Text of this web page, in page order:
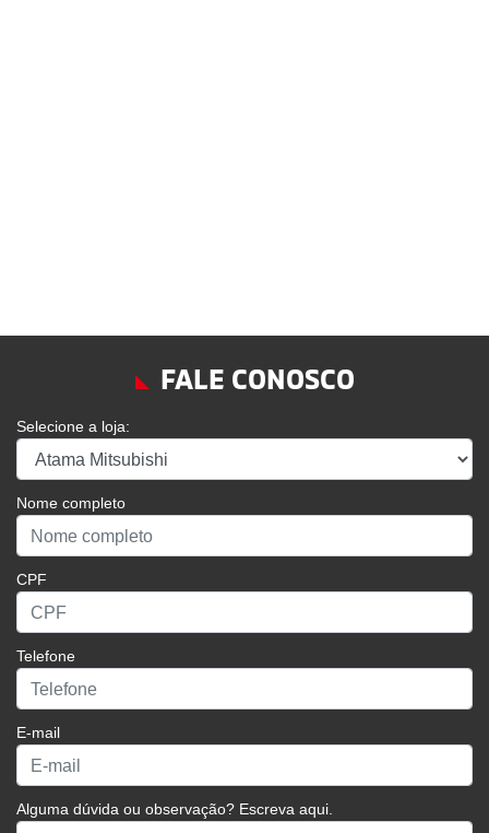
FALE CONOSCO
Selecione a loja:
Nome completo
CPF
Telefone
E-mail
Alguma dúvida ou observação? Escreva aqui.